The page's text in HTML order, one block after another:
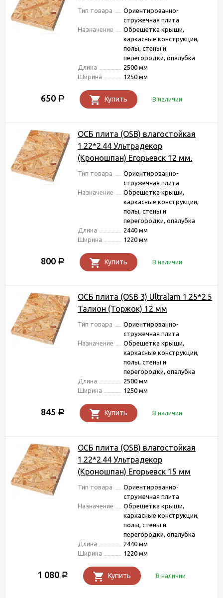
Тип товара
Ориентированно-
стружечная плита
Назначение
Обрешетка крыши,
каркасные конструкции,
полы, стены и
перегородки, опалубка
Длина
2500 мм
Ширина
1250 мм
650 Р Купить В наличии
ОСБ плита (OSB) влагостойкая
1.22*2.44 Ультрадекор
(Кроношпан) Егорьевск 12 мм.
Тип товара
Ориентированно-
стружечная плита
Назначение
Обрешетка крыши,
каркасные конструкции,
полы, стены и
перегородки, опалубка
Длина
2440 мм
Ширина
1220 мм
800 Р Купить В наличии
ОСБ плита (OSB 3) Ultralam 1.25*2.5
Талион (Торжок) 12 мм
Тип товара
Ориентированно-
стружечная плита
Назначение
Обрешетка крыши,
каркасные конструкции,
полы, стены и
перегородки, опалубка
Длина
2500 мм
Ширина
1250 мм
845 Р Купить В наличии
ОСБ плита (OSB) влагостойкая
1.22*2.44 Ультрадекор
(Кроношпан) Егорьевск 15 мм
Тип товара
Ориентированно-
стружечная плита
Назначение
Обрешетка крыши,
каркасные конструкции,
полы, стены и
перегородки, опалубка
Длина
2440 мм
Ширина
1220 мм
1 080 Р Купить В наличии